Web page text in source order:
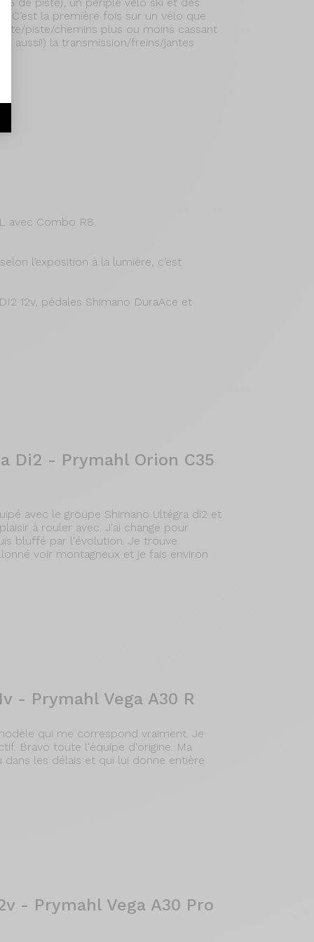
C’est la première fois sur un vélo que
piste/chemins plus ou moins cassant
aussi!) la transmission/freins/jantes
avec Combo R8.
l’exposition à la lumière, c’est
12v, pédales Shimano DuraAce et
Di2 - Prymahl Orion C35
avec le groupe Shimano Ultégra di2 et
à rouler avec. J'ai changé pour
bluffé par l'évolution. Je trouve
voir montagneux et je fais environ
- Prymahl Vega A30 R
qui me correspond vraiment. Je
Bravo toute l'équipe d'origine. Ma
les délais et qui lui donne entière
- Prymahl Vega A30 Pro